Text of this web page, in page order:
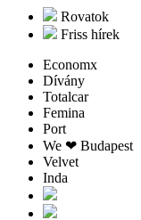
Rovatok
Friss hírek
Economx
Dívány
Totalcar
Femina
Port
We ❤︎ Budapest
Velvet
Inda